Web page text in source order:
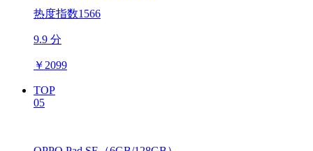
热度指数1566
9.9 分
￥ 2099
TOP
05